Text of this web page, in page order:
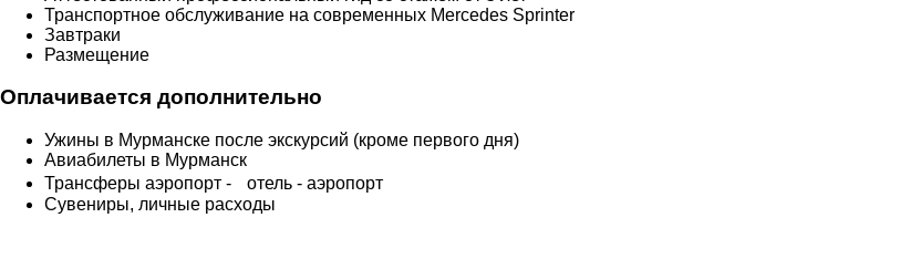
Транспортное обслуживание на современных Mercedes Sprinter
Завтраки
Размещение
Оплачивается дополнительно
Ужины в Мурманске после экскурсий (кроме первого дня)
Авиабилеты в Мурманск
Трансферы аэропорт - отель - аэропорт
Сувениры, личные расходы